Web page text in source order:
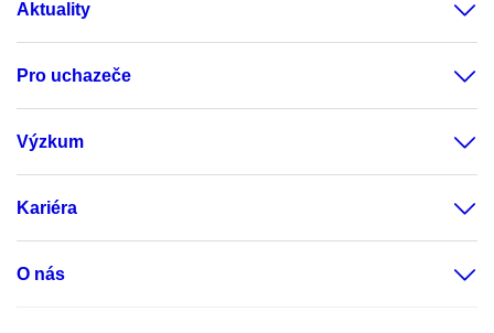
Aktuality
Pro uchazeče
Výzkum
Kariéra
O nás